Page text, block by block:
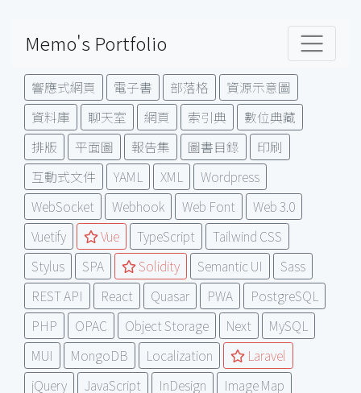
Memo's Portfolio
響應式網頁 電子書 部落格
資源示意圖
資料庫
聊天室 網頁 索引典
數位典藏
排版
平面圖 報告集 圖書目錄
印刷
互動式文件
YAML XML
Wordpress
WebSocket
Webhook Web Font
Web 3.0
Vuetify
Vue TypeScript
Tailwind CSS
Stylus
SPA Solidity Semantic UI
Sass
REST API
React Quasar PWA
PostgreSQL
PHP
OPAC Object Storage Next
MySQL
MUI
MongoDB Localization
Laravel
jQuery
JavaScript InDesign
Image Map